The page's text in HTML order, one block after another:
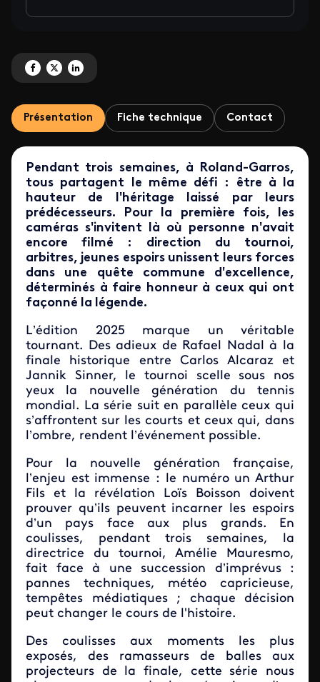
Partagez 'Roland-Garros - Entre les lignes ' sur Facebook
Partagez 'Roland-Garros - Entre les lignes ' sur X
Partagez 'Roland-Garros - Entre les lignes ' sur LinkedIn
Présentation Fiche technique Contact
Pendant trois semaines, à Roland-Garros,
tous partagent le même défi : être à la
hauteur de l'héritage laissé par leurs
prédécesseurs. Pour la première fois, les
caméras s'invitent là où personne n'avait
encore filmé : direction du tournoi,
arbitres, jeunes espoirs unissent leurs forces
dans une quête commune d'excellence,
déterminés à faire honneur à ceux qui ont
façonné la légende.
L’édition 2025 marque un véritable
tournant. Des adieux de Rafael Nadal à la
finale historique entre Carlos Alcaraz et
Jannik Sinner, le tournoi scelle sous nos
yeux la nouvelle génération du tennis
mondial. La série suit en parallèle ceux qui
s’affrontent sur les courts et ceux qui, dans
l’ombre, rendent l’événement possible.
Pour la nouvelle génération française,
l’enjeu est immense : le numéro un Arthur
Fils et la révélation Loïs Boisson doivent
prouver qu’ils peuvent incarner les espoirs
d’un pays face aux plus grands. En
coulisses, pendant trois semaines, la
directrice du tournoi, Amélie Mauresmo,
fait face à une succession d’imprévus :
pannes techniques, météo capricieuse,
tempêtes médiatiques ; chaque décision
peut changer le cours de l'histoire.
Des coulisses aux moments les plus
exposés, des ramasseurs de balles aux
projecteurs de la finale, cette série nous